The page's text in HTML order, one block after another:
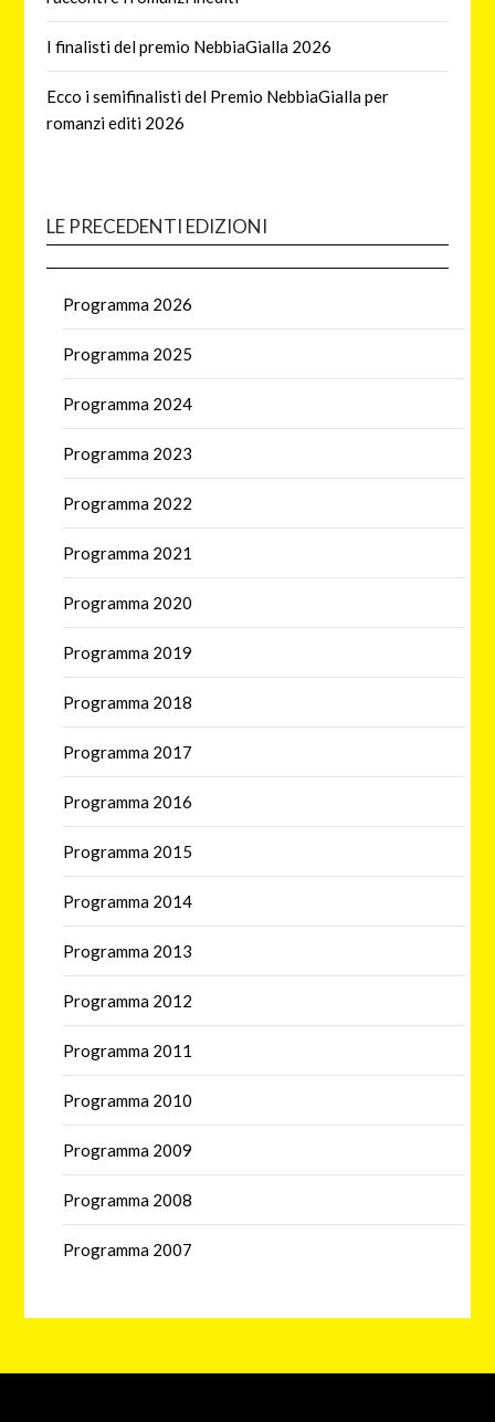
I finalisti del premio NebbiaGialla 2026
Ecco i semifinalisti del Premio NebbiaGialla per
romanzi editi 2026
LE PRECEDENTI EDIZIONI
Programma 2026
Programma 2025
Programma 2024
Programma 2023
Programma 2022
Programma 2021
Programma 2020
Programma 2019
Programma 2018
Programma 2017
Programma 2016
Programma 2015
Programma 2014
Programma 2013
Programma 2012
Programma 2011
Programma 2010
Programma 2009
Programma 2008
Programma 2007